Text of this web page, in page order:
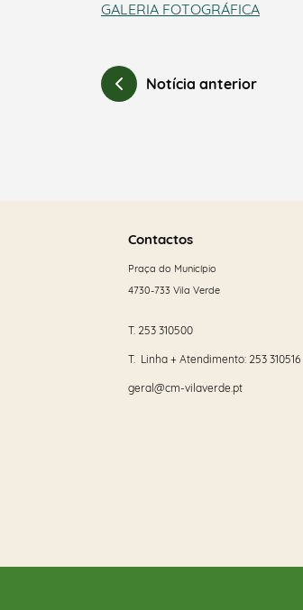
GALERIA FOTOGRÁFICA
Notícia anterior
Contactos
Praça do Município
4730-733 Vila Verde
T. 253 310500
T. Linha + Atendimento: 253 310516
geral@cm-vilaverde.pt